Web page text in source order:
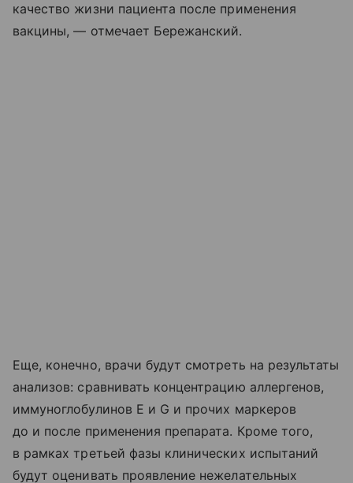
качество жизни пациента после применения
вакцины, — отмечает Бережанский.
Еще, конечно, врачи будут смотреть на результаты
анализов: сравнивать концентрацию аллергенов,
иммуноглобулинов Е и G и прочих маркеров
до и после применения препарата. Кроме того,
в рамках третьей фазы клинических испытаний
будут оценивать проявление нежелательных